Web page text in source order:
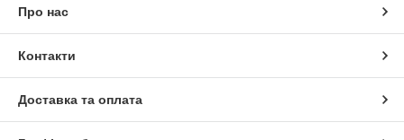
Про нас
Контакти
Доставка та оплата